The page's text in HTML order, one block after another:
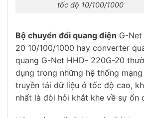
tốc độ 10/100/1000
Bộ chuyển đổi quang điện G-
20 10/100/1000 hay converter
quang G-Net HHD- 220G-20
dụng trong những hệ thống
truyền tải dữ liệu ở tốc độ cao,
nhất là đòi hỏi khắt khe về sự ổn